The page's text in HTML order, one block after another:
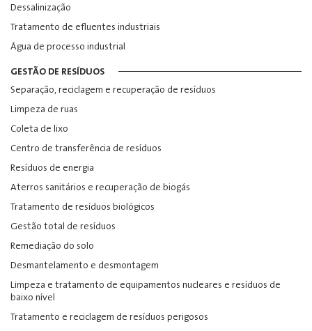
Dessalinização
Tratamento de efluentes industriais
Água de processo industrial
GESTÃO DE RESÍDUOS
Separação, reciclagem e recuperação de resíduos
Limpeza de ruas
Coleta de lixo
Centro de transferência de resíduos
Resíduos de energia
Aterros sanitários e recuperação de biogás
Tratamento de resíduos biológicos
Gestão total de resíduos
Remediação do solo
Desmantelamento e desmontagem
Limpeza e tratamento de equipamentos nucleares e resíduos de
baixo nível
Tratamento e reciclagem de resíduos perigosos